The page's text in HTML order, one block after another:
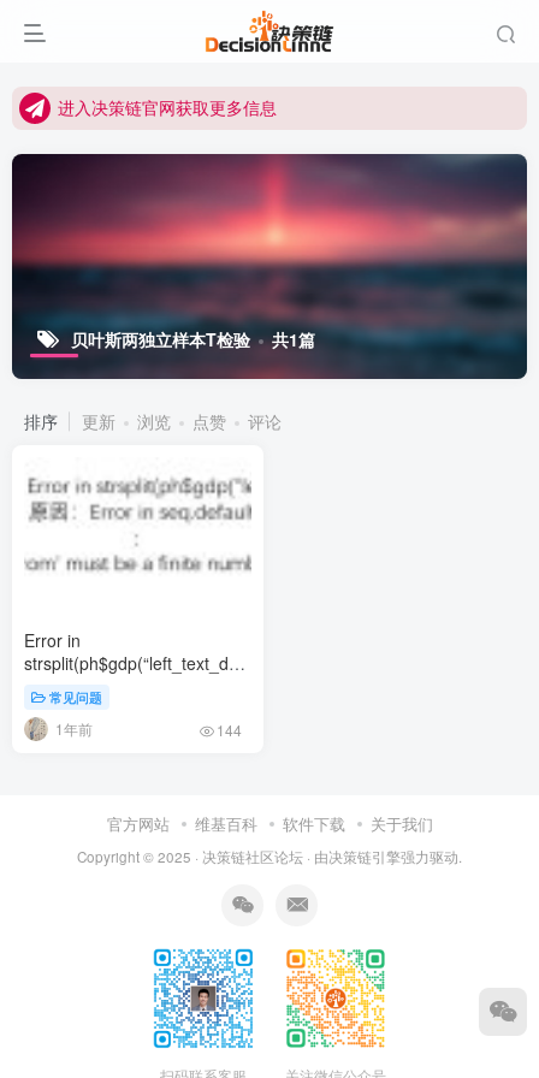
进入决策链Wiki获取官方使用指南
进入决策链官网获取更多信息
关注决策链 (DecisionLinnc) 公众号及视频号快速获取图文教程
进入决策链Wiki获取官方使用指南
关注Bilibili官方视频号获取更多教程
贝叶斯两独立样本T检验 共1篇
排序 更新 浏览 点赞 评论
Error in
strsplit(ph$gdp(“left_text_data”),
“,”) : non-character argument
Error in
seq.default(int_min_data,
常见问题
1年前 144
官方网站 维基百科 软件下载 关于我们
Copyright © 2025 · 决策链社区论坛 · 由决策链引擎强力驱动.